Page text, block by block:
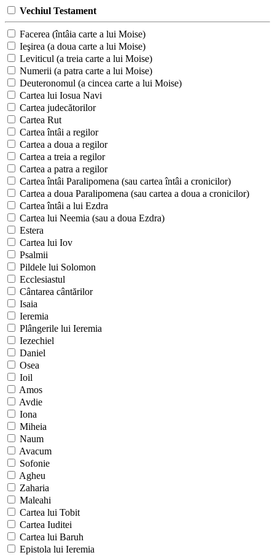
Vechiul Testament
Facerea (întâia carte a lui Moise)
Ieşirea (a doua carte a lui Moise)
Leviticul (a treia carte a lui Moise)
Numerii (a patra carte a lui Moise)
Deuteronomul (a cincea carte a lui Moise)
Cartea lui Iosua Navi
Cartea judecătorilor
Cartea Rut
Cartea întâi a regilor
Cartea a doua a regilor
Cartea a treia a regilor
Cartea a patra a regilor
Cartea întâi Paralipomena (sau cartea întâi a cronicilor)
Cartea a doua Paralipomena (sau cartea a doua a cronicilor)
Cartea întâi a lui Ezdra
Cartea lui Neemia (sau a doua Ezdra)
Estera
Cartea lui Iov
Psalmii
Pildele lui Solomon
Ecclesiastul
Cântarea cântărilor
Isaia
Ieremia
Plângerile lui Ieremia
Iezechiel
Daniel
Osea
Ioil
Amos
Avdie
Iona
Miheia
Naum
Avacum
Sofonie
Agheu
Zaharia
Maleahi
Cartea lui Tobit
Cartea Iuditei
Cartea lui Baruh
Epistola lui Ieremia